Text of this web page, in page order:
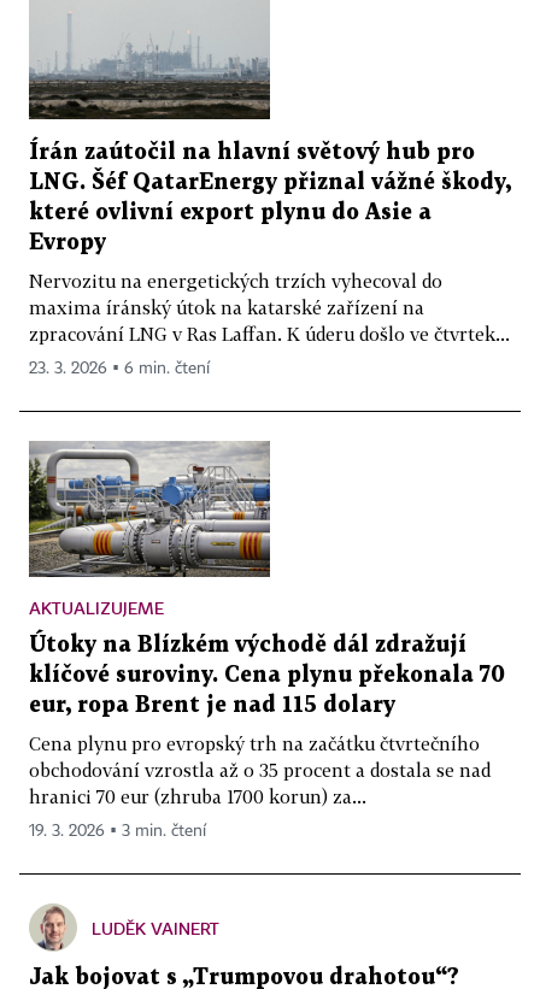
Írán zaútočil na hlavní světový hub pro
LNG. Šéf QatarEnergy přiznal vážné škody,
které ovlivní export plynu do Asie a
Evropy
Nervozitu na energetických trzích vyhecoval do
maxima íránský útok na katarské zařízení na
zpracování LNG v Ras Laffan. K úderu došlo ve čtvrtek...
23. 3. 2026 ▪ 6 min. čtení
AKTUALIZUJEME
Útoky na Blízkém východě dál zdražují
klíčové suroviny. Cena plynu překonala 70
eur, ropa Brent je nad 115 dolary
Cena plynu pro evropský trh na začátku čtvrtečního
obchodování vzrostla až o 35 procent a dostala se nad
hranici 70 eur (zhruba 1700 korun) za...
19. 3. 2026 ▪ 3 min. čtení
LUDĚK VAINERT
Jak bojovat s „Trumpovou drahotou“?